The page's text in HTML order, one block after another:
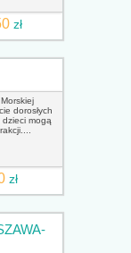
zł
dorosłych
dzieci mogą
zł